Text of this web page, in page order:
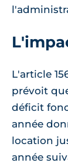
L'article
prévoit
déficit
année
location
année